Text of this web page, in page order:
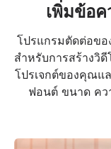
เพิ่มข้อ
โปรแกรมตัดต่อขอ
สำหรับการสร้างวิ
โปรเจกต์ของคุณแ
ฟอนต์ ขนาด คว